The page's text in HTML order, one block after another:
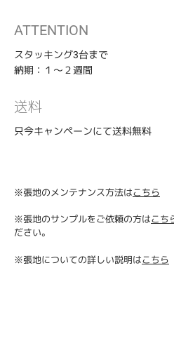
ATTENTION
スタッキング3台まで
納期：１〜２週間
送料
只今キャンペーンにて送料無料
※張地のメンテナンス方法はこちら
※張地のサンプルをご依頼の方はこち
ださい。
※張地についての詳しい説明はこちら